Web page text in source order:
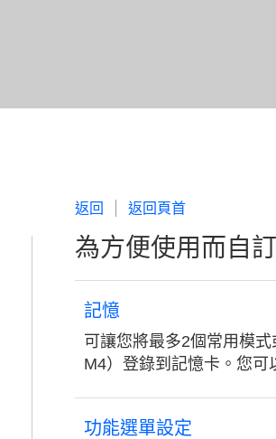
返回 返回頁首
為方便使用而自
記憶
可讓您將最多2個常用模
M4）登錄到記憶卡。您可
功能選單設定